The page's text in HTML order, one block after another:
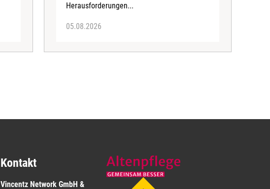
Herausforderungen...
05.08.2026
Kontakt
Vincentz Network GmbH &